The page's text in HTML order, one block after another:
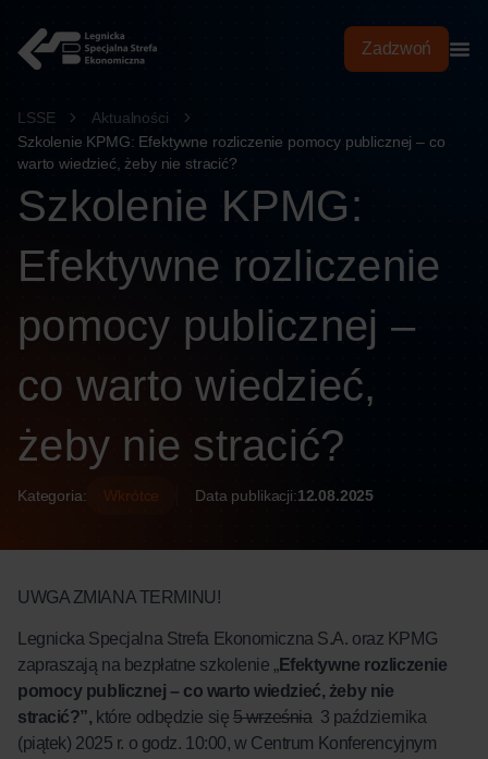
treści
Zadzwoń
LSSE
Aktualności
Szkolenie KPMG: Efektywne rozliczenie pomocy publicznej – co
warto wiedzieć, żeby nie stracić?
Szkolenie KPMG:
Efektywne rozliczenie
pomocy publicznej –
co warto wiedzieć,
żeby nie stracić?
Kategoria: Wkrótce Data publikacji:12.08.2025
UWGA ZMIANA TERMINU!
Legnicka Specjalna Strefa Ekonomiczna S.A. oraz KPMG
zapraszają na bezpłatne szkolenie „Efektywne rozliczenie
pomocy publicznej – co warto wiedzieć, żeby nie
stracić?”, które odbędzie się 5 września 3 października
(piątek) 2025 r. o godz. 10:00, w Centrum Konferencyjnym